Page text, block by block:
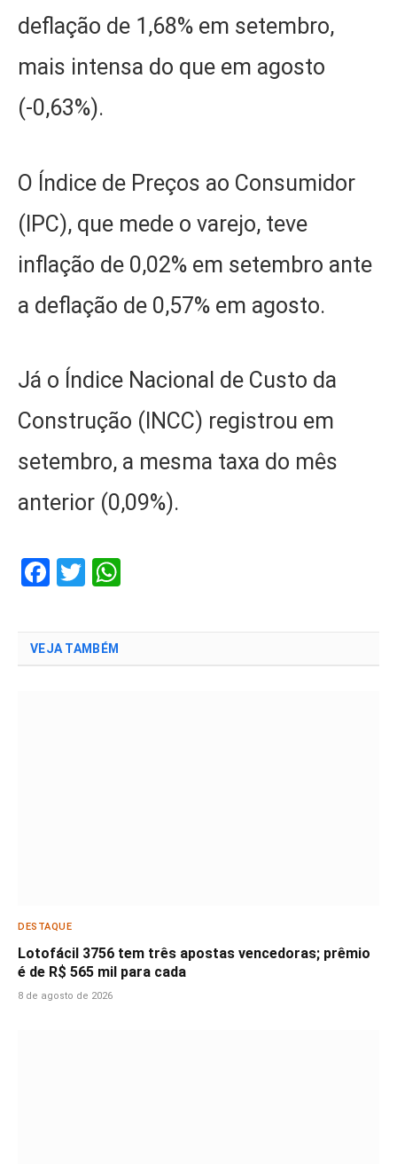
deflação de 1,68% em setembro,
mais intensa do que em agosto
(-0,63%).
O Índice de Preços ao Consumidor
(IPC), que mede o varejo, teve
inflação de 0,02% em setembro ante
a deflação de 0,57% em agosto.
Já o Índice Nacional de Custo da
Construção (INCC) registrou em
setembro, a mesma taxa do mês
anterior (0,09%).
Facebook
Twitter
VEJA TAMBÉM
DESTAQUE
Lotofácil 3756 tem três apostas vencedoras; prêmio
é de R$ 565 mil para cada
8 de agosto de 2026